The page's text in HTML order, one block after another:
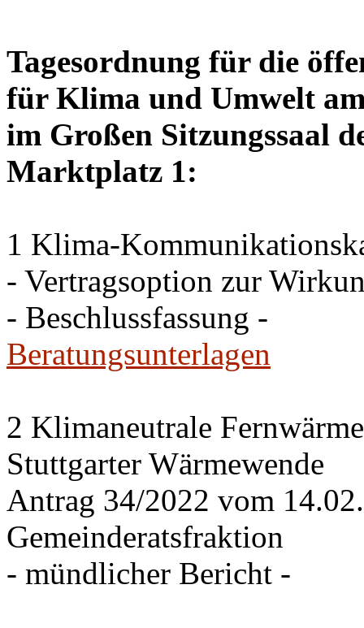
Tagesordnung für die
für Klima und Umwelt
im Großen Sitzungssaal
Marktplatz 1:
1 Klima-
- Vertragsoption zur
- Beschlussfassung -
Beratungsunterlagen
2 Klimaneutrale
Stuttgarter Wärmewende
Antrag 34/2022 vom
Gemeinderatsfraktion
- mündlicher Bericht -